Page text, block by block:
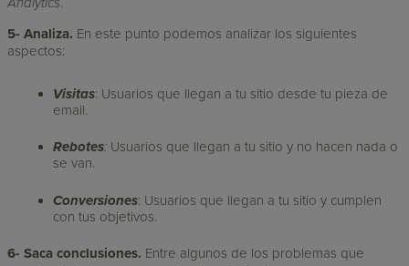
5- Analiza. En este punto podemos analizar los siguientes
aspectos:
Visitas: Usuarios que llegan a tu sitio desde tu pieza de
email.
Rebotes: Usuarios que llegan a tu sitio y no hacen nada o
se van.
Conversiones: Usuarios que llegan a tu sitio y cumplen
con tus objetivos.
6- Saca conclusiones. Entre algunos de los problemas que